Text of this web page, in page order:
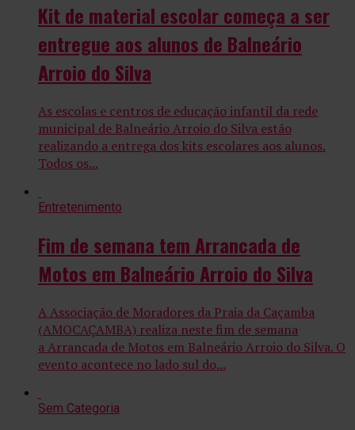
Kit de material escolar começa a ser
entregue aos alunos de Balneário
Arroio do Silva
As escolas e centros de educação infantil da rede
municipal de Balneário Arroio do Silva estão
realizando a entrega dos kits escolares aos alunos.
Todos os...
Entretenimento
Fim de semana tem Arrancada de
Motos em Balneário Arroio do Silva
A Associação de Moradores da Praia da Caçamba
(AMOCAÇAMBA) realiza neste fim de semana
a Arrancada de Motos em Balneário Arroio do Silva. O
evento acontece no lado sul do...
Sem Categoria